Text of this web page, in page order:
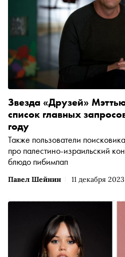
Павел Шейнин 11 декабря
Звезда «Друзей»
список главных
году
Также пользователи
про палестино-израильский
блюдо пибимпап